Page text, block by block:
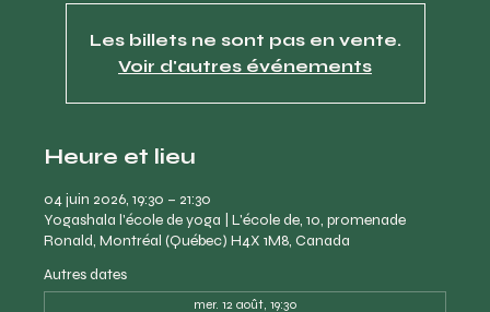
Les billets ne sont pas en vente.
Voir d'autres événements
Heure et lieu
04 juin 2026, 19:30 – 21:30
Yogashala l'école de yoga | L'école de, 10, promenade
Ronald, Montréal (Québec) H4X 1M8, Canada
Autres dates
mer. 12 août, 19:30